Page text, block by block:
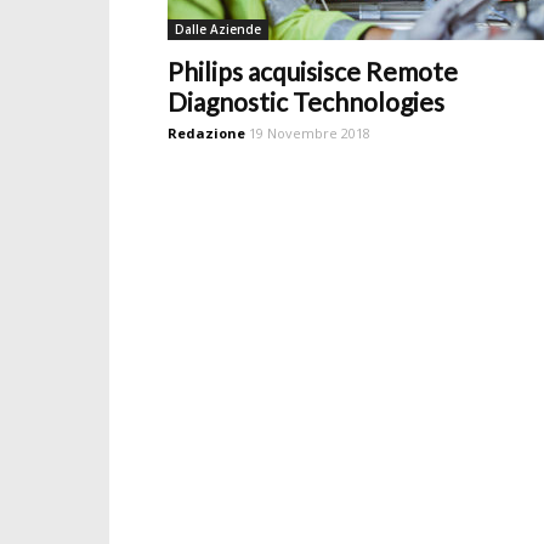
Dalle Aziende
Philips acquisisce Remote
Diagnostic Technologies
Redazione 19 Novembre 2018